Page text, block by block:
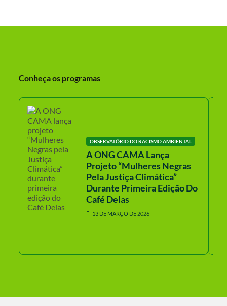
Conheça os programas
OBSERVATÓRIO DO RACISMO AMBIENTAL
A ONG CAMA Lança
Projeto “Mulheres Negras
Pela Justiça Climática”
Durante Primeira Edição Do
Café Delas
13 DE MARÇO DE 2026